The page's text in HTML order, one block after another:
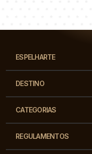
ESPELHARTE
DESTINO
CATEGORIAS
REGULAMENTOS